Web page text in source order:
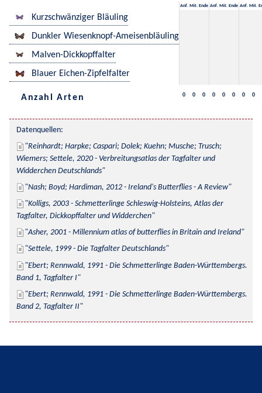
Anf. Mit. Ende Anf. Mit. Ende Anf. Mit.
Kurzschwänziger Bläuling
Dunkler Wiesenknopf-Ameisenbläuling
Malven-Dickkopffalter
Blauer Eichen-Zipfelfalter
Anzahl Arten 0 0 0 0 0 0 0 0
Datenquellen:
Reinhardt; Harpke; Caspari; Dolek; Kuehn; Musche; Trusch;
Wiemers; Settele, 2020 - Verbreitungsatlas der Tagfalter und
Widderchen Deutschlands
Nash; Boyd; Hardiman, 2012 - Ireland's Butterflies - A Review
Kolligs, 2003 - Schmetterlinge Schleswig-Holsteins, Atlas der
Tagfalter, Dickkopffalter und Widderchen
Asher, 2001 - Millennium atlas of butterflies in Britain and Ireland
Settele, 1999 - Die Tagfalter Deutschlands
Ebert; Rennwald, 1991 - Die Schmetterlinge Baden-Württembergs.
Band 1, Tagfalter I
Ebert; Rennwald, 1991 - Die Schmetterlinge Baden-Württembergs.
Band 2, Tagfalter II